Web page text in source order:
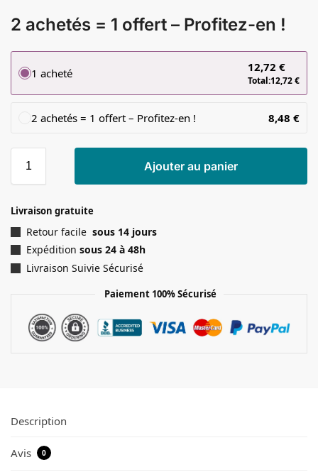
2 achetés = 1 offert – Profitez-en !
1 acheté 12,72 €
Total:12,72€
2 achetés = 1 offert – Profitez-en ! 8,48 €
Ajouter au panier
Livraison gratuite
Retour facile sous 14 jours
Expédition sous 24 à 48h
Livraison Suivie Sécurisé
Paiement 100% Sécurisé
Description
Avis 0